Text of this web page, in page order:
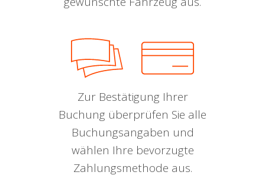
Zur Bestätigung Ihrer
Buchung überprüfen Sie alle
Buchungsangaben und
wählen Ihre bevorzugte
Zahlungsmethode aus.